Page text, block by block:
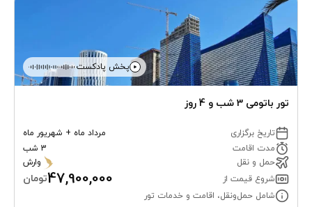
تور باتومی 3 شب و 4 روز
پخش پادکست
تاریخ برگزاری
مرداد ماه + شهریور ماه
مدت اقامت
3 شب
حمل و نقل
وارش
شروع قیمت از
47,900,000تومان
شامل حمل‌ونقل، اقامت و خدمات تور